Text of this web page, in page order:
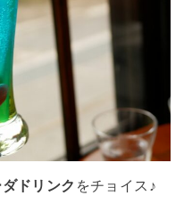
ドリンク をチョイス♪